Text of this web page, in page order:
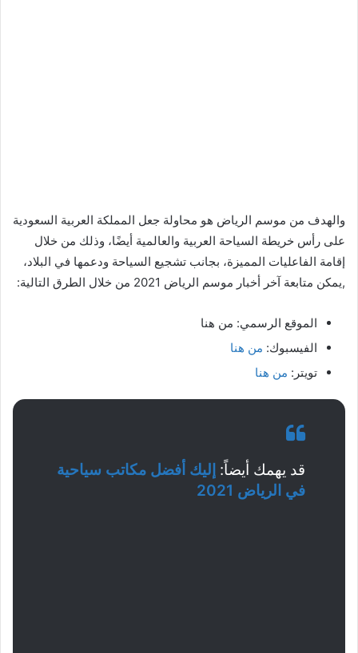
والهدف من موسم الرياض هو محاولة جعل المملكة العربية السعودية
على رأس خريطة السياحة العربية والعالمية أيضًا، وذلك من خلال
إقامة الفاعليات المميزة، بجانب تشجيع السياحة ودعمها في البلاد،
,يمكن متابعة آخر أخبار موسم الرياض 2021 من خلال الطرق التالية:
الموقع الرسمي: من هنا
الفيسبوك: من هنا
تويتر: من هنا
قد يهمك أيضاً: إليك أفضل مكاتب سياحية
في الرياض 2021